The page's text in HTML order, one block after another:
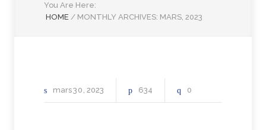
You Are Here:
HOME / MONTHLY ARCHIVES: MARS, 2023
mars30 2023 634 0